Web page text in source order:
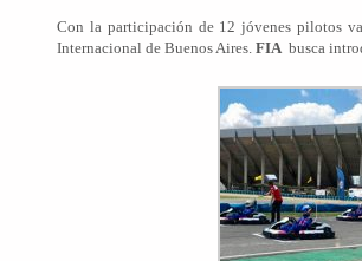
Con la participación de 12 jóvenes pilotos
Internacional de Buenos Aires. FIA busca